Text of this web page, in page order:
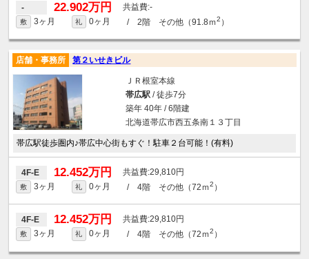
- 22.902万円 -
敷 3ヶ月 礼 0ヶ月 / 2階 その他（91.8ｍ2 ）
店舗・事務所 第２いせきビル
ＪＲ根室本線
帯広駅/ 徒歩7分
築年 40年 / 6階建
北海道帯広市西五条南１３丁目
帯広駅徒歩圏内♪帯広中心街もすぐ！駐車２台可能！(有料)
4F-E 12.452万円 29,810円
敷 3ヶ月 礼 0ヶ月 / 4階 その他（72ｍ2 ）
4F-E 12.452万円 29,810円
敷 3ヶ月 礼 0ヶ月 / 4階 その他（72ｍ2 ）